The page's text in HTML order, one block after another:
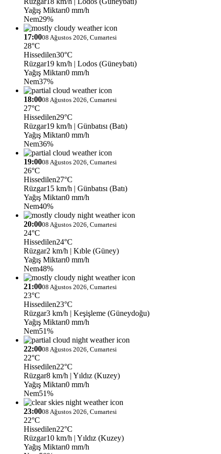
Yağış Miktarı0 mm/h
Nem29%
17:0008 Ağustos 2026, Cumartesi
28°C
Hissedilen30°C
Rüzgar19 km/h | Lodos (Güneybatı)
Yağış Miktarı0 mm/h
Nem37%
18:0008 Ağustos 2026, Cumartesi
27°C
Hissedilen29°C
Rüzgar19 km/h | Günbatısı (Batı)
Yağış Miktarı0 mm/h
Nem36%
19:0008 Ağustos 2026, Cumartesi
26°C
Hissedilen27°C
Rüzgar15 km/h | Günbatısı (Batı)
Yağış Miktarı0 mm/h
Nem40%
20:0008 Ağustos 2026, Cumartesi
24°C
Hissedilen24°C
Rüzgar2 km/h | Kıble (Güney)
Yağış Miktarı0 mm/h
Nem48%
21:0008 Ağustos 2026, Cumartesi
23°C
Hissedilen23°C
Rüzgar3 km/h | Keşişleme (Güneydoğu)
Yağış Miktarı0 mm/h
Nem51%
22:0008 Ağustos 2026, Cumartesi
22°C
Hissedilen22°C
Rüzgar8 km/h | Yıldız (Kuzey)
Yağış Miktarı0 mm/h
Nem51%
23:0008 Ağustos 2026, Cumartesi
22°C
Hissedilen22°C
Rüzgar10 km/h | Yıldız (Kuzey)
Yağış Miktarı0 mm/h